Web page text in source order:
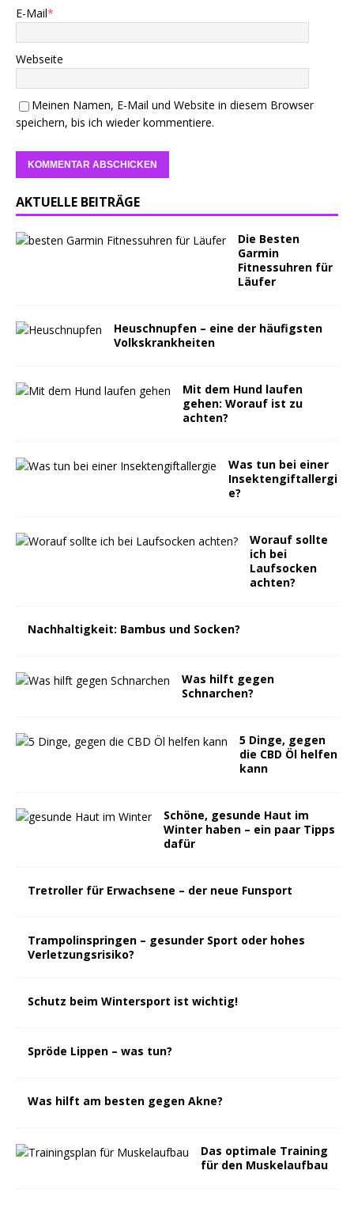
E-Mail*
Webseite
Meinen Namen, E-Mail und Website in diesem Browser
speichern, bis ich wieder kommentiere.
AKTUELLE BEITRÄGE
Die Besten
Garmin
Fitnessuhren für
Läufer
Heuschnupfen – eine der häufigsten
Volkskrankheiten
Mit dem Hund laufen
gehen: Worauf ist zu
achten?
Was tun bei einer
Insektengiftallergi
e?
Worauf sollte
ich bei
Laufsocken
achten?
Nachhaltigkeit: Bambus und Socken?
Was hilft gegen
Schnarchen?
5 Dinge, gegen
die CBD Öl helfen
kann
Schöne, gesunde Haut im
Winter haben – ein paar Tipps
dafür
Tretroller für Erwachsene – der neue Funsport
Trampolinspringen – gesunder Sport oder hohes
Verletzungsrisiko?
Schutz beim Wintersport ist wichtig!
Spröde Lippen – was tun?
Was hilft am besten gegen Akne?
Das optimale Training
für den Muskelaufbau